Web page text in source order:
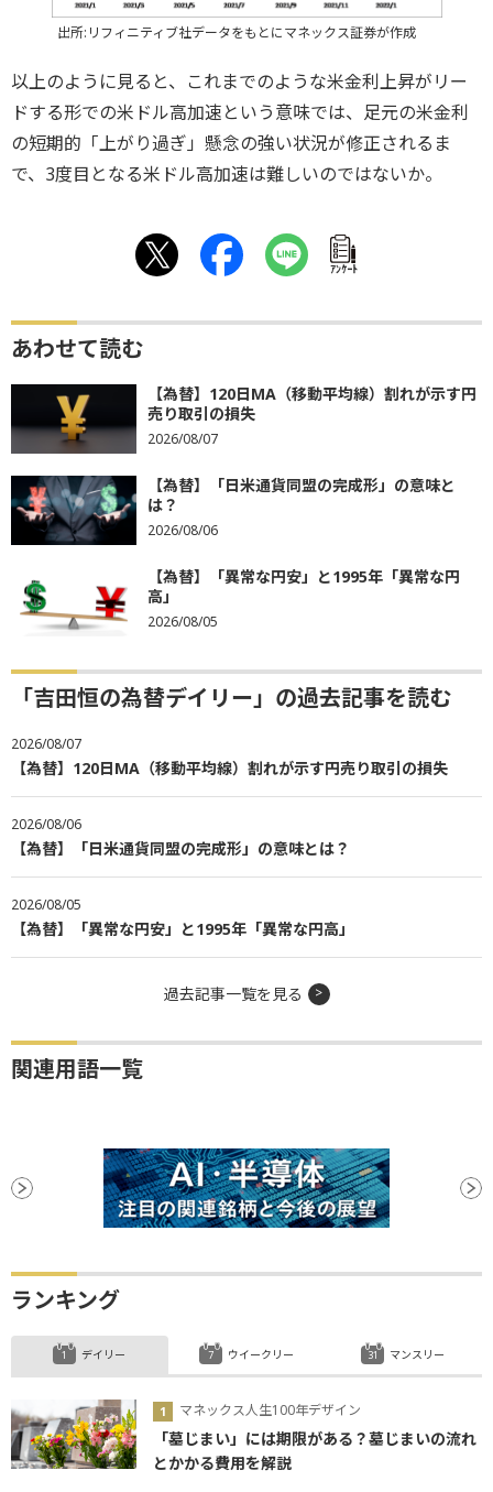
出所:リフィニティブ社データをもとにマネックス証券が作成
以上のように見ると、これまでのような米金利上昇がリー
ドする形での米ドル高加速という意味では、足元の米金利
の短期的「上がり過ぎ」懸念の強い状況が修正されるま
で、3度目となる米ドル高加速は難しいのではないか。
ｱﾝｹｰﾄ
あわせて読む
【為替】120日MA（移動平均線）割れが示す円
売り取引の損失
2026/08/07
【為替】「日米通貨同盟の完成形」の意味と
は？
2026/08/06
【為替】「異常な円安」と1995年「異常な円
高」
2026/08/05
「吉田恒の為替デイリー」の過去記事を読む
2026/08/07
【為替】120日MA（移動平均線）割れが示す円売り取引の損失
2026/08/06
【為替】「日米通貨同盟の完成形」の意味とは？
2026/08/05
【為替】「異常な円安」と1995年「異常な円高」
過去記事一覧を見る
関連用語一覧
ランキング
デイリー
マネックス人生100年デザイン
「墓じまい」には期限がある？墓じまいの流れ
とかかる費用を解説
ウイークリー マンスリー